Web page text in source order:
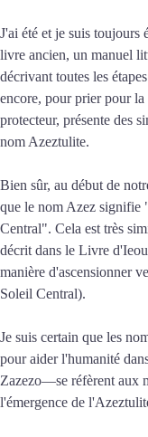
J'ai été et je suis toujours
livre ancien, un manuel
décrivant toutes les
encore, pour prier pour
protecteur, présente des
nom Azeztulite.
Bien sûr, au début de
que le nom Azez signifie
Central". Cela est très
décrit dans le Livre
manière d'ascensionner
Soleil Central).
Je suis certain que les
pour aider l'humanité
Zazezo—se réfèrent aux
l'émergence de